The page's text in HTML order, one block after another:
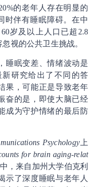
的老年人存在明显的
时伴有睡眠障碍。在中
岁及以上人口已超2.8
视的公共卫生挑战。
睡眠变差、情绪波动是
新研究给出了不同的答
果，可能正是导致老年
奋的是，即使大脑已经
成为守护情绪的最后防
Psychology 上
for brain aging-relat
，来自加州大学伯克利
示了深度睡眠与老年人